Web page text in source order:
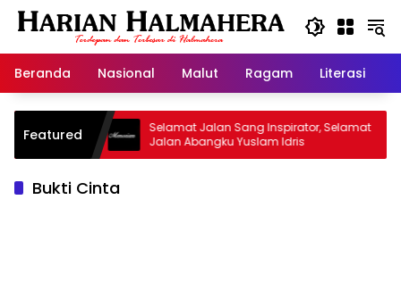
Langsung
Beranda
Nasional Malut Ragam Literasi
Featured
Warisan
Selamat Jalan Sang Inspirator, Selamat
Jalan Abangku Yuslam Idris
Bukti Cinta